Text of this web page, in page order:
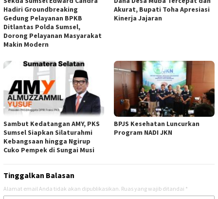
Hadiri Groundbreaking
Gedung Pelayanan BPKB
Ditlantas Polda Sumsel,
Dorong Pelayanan Masyarakat
Makin Modern
Akurat, Bupati Toha Apresiasi
Kinerja Jajaran
Sambut Kedatangan AMY, PKS
Sumsel Siapkan Silaturahmi
Kebangsaan hingga Ngirup
Cuko Pempek di Sungai Musi
BPJS Kesehatan Luncurkan
Program NADI JKN
Tinggalkan Balasan
Alamat email Anda tidak akan dipublikasikan. Ruas yang wajib ditandai *